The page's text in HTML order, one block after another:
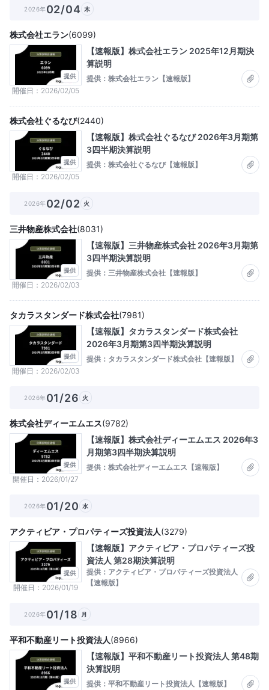
2026年02/04 木
提供
開催日 2026/02/05
株式会社エラン(6099)
【速報版】株式会社エラン 2025年12月期決
算説明
提供：株式会社エラン【速報版】
提供
開催日 2026/02/05
株式会社ぐるなび(2440)
【速報版】株式会社ぐるなび 2026年3月期第
3四半期決算説明
提供：株式会社ぐるなび【速報版】
2026年02/02 火
提供
開催日 2026/02/03
三井物産株式会社(8031)
【速報版】三井物産株式会社 2026年3月期第
3四半期決算説明
提供：三井物産株式会社【速報版】
提供
開催日 2026/02/03
タカラスタンダード株式会社(7981)
【速報版】タカラスタンダード株式会社
2026年3月期第3四半期決算説明
提供：タカラスタンダード株式会社【速報版】
2026年01/26 火
提供
開催日 2026/01/27
株式会社ディーエムエス(9782)
【速報版】株式会社ディーエムエス 2026年3
月期第3四半期決算説明
提供：株式会社ディーエムエス【速報版】
2026年01/20 水
提供
開催日 2026/01/19
アクティビア・プロパティーズ投資法人(3279)
【速報版】アクティビア・プロパティーズ投
資法人 第28期決算説明
提供：アクティビア・プロパティーズ投資法人
【速報版】
2026年01/18 月
提供
平和不動産リート投資法人(8966)
【速報版】平和不動産リート投資法人 第48期
決算説明
提供：平和不動産リート投資法人【速報版】